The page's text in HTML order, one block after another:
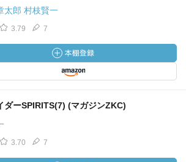
太郎 村枝賢一
3.79 7
ダーSPIRITS(7) (マガジンZKC)
3.70 7